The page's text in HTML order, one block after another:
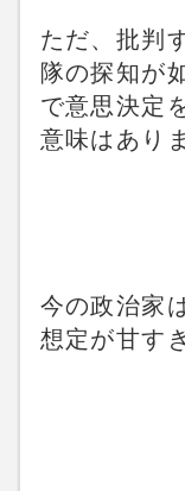
ただ、批判
隊の探知が
で意思決定
意味はあり
今の政治家
想定が甘す